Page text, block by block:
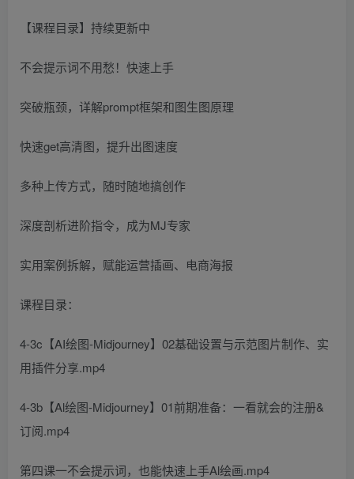
【课程目录】持续更新中
不会提示词不用愁！快速上手
突破瓶颈，详解prompt框架和图生图原理
快速get高清图，提升出图速度
多种上传方式，随时随地搞创作
深度剖析进阶指令，成为MJ专家
实用案例拆解，赋能运营插画、电商海报
课程目录：
4-3c【AI绘图-Midjourney】02基础设置与示范图片制作、实
用插件分享.mp4
4-3b【Al绘图-Midjourney】01前期准备：一看就会的注册&
订阅.mp4
第四课一不会提示词，也能快速上手Al绘画.mp4